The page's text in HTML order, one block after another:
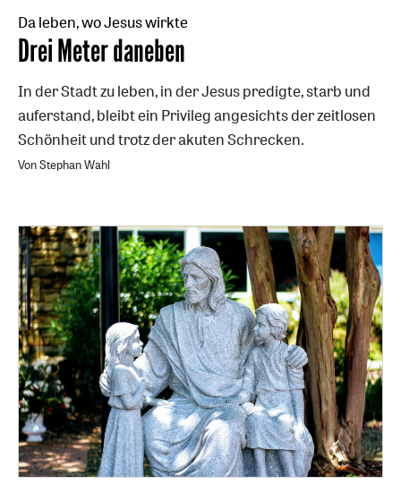
Da leben, wo Jesus wirkte
:
Drei Meter daneben
In der Stadt zu leben, in der Jesus predigte, starb und
auferstand, bleibt ein Privileg angesichts der zeitlosen
Schönheit und trotz der akuten Schrecken.
Von Stephan Wahl